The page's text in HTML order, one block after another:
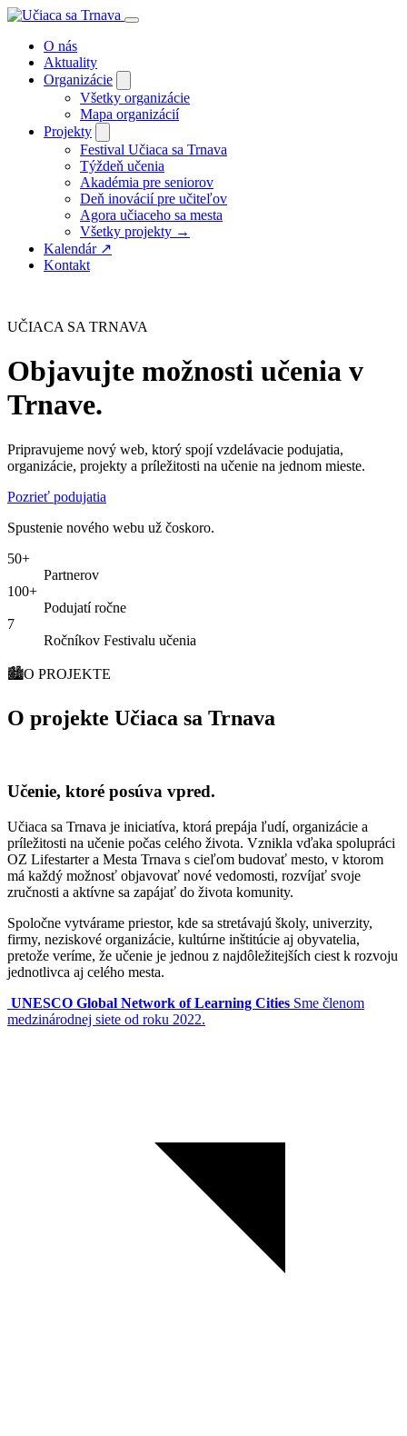
O nás
Aktuality
Organizácie
Všetky organizácie
Mapa organizácií
Projekty
Festival Učiaca sa Trnava
Týždeň učenia
Akadémia pre seniorov
Deň inovácií pre učiteľov
Agora učiaceho sa mesta
Všetky projekty →
Kalendár ↗
Kontakt
UČIACA SA TRNAVA
Objavujte možnosti učenia v
Trnave.
Pripravujeme nový web, ktorý spojí vzdelávacie podujatia,
organizácie, projekty a príležitosti na učenie na jednom mieste.
Pozrieť podujatia
Spustenie nového webu už čoskoro.
50+
Partnerov
100+
Podujatí ročne
7
Ročníkov Festivalu učenia
🏙️O PROJEKTE
O projekte Učiaca sa Trnava
Učenie, ktoré posúva vpred.
Učiaca sa Trnava je iniciatíva, ktorá prepája ľudí, organizácie a
príležitosti na učenie počas celého života. Vznikla vďaka spolupráci
OZ Lifestarter a Mesta Trnava s cieľom budovať mesto, v ktorom
má každý možnosť objavovať nové vedomosti, rozvíjať svoje
zručnosti a aktívne sa zapájať do života komunity.
Spoločne vytvárame priestor, kde sa stretávajú školy, univerzity,
firmy, neziskové organizácie, kultúrne inštitúcie aj obyvatelia,
pretože veríme, že učenie je jednou z najdôležitejších ciest k rozvoju
jednotlivca aj celého mesta.
UNESCO Global Network of Learning Cities Sme členom
medzinárodnej siete od roku 2022.